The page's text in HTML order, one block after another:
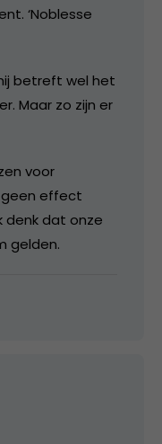
‘Noblesse
betreft wel het
Maar zo zijn er
voor
effect
denk dat onze
gelden.